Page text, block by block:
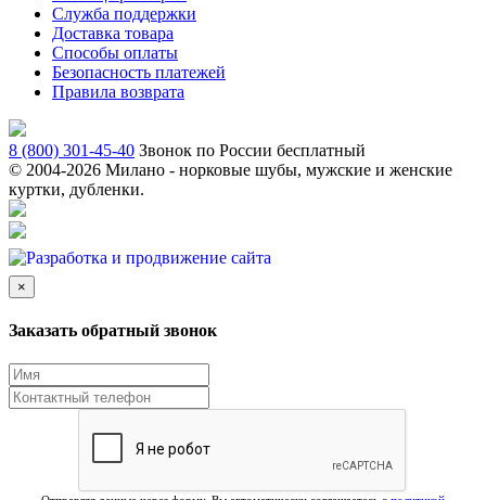
Служба поддержки
Доставка товара
Способы оплаты
Безопасность платежей
Правила возврата
8 (800) 301-45-40 Звонок по России бесплатный
© 2004-2026 Милано - норковые шубы, мужские и женские
куртки, дубленки.
×
Заказать обратный звонок